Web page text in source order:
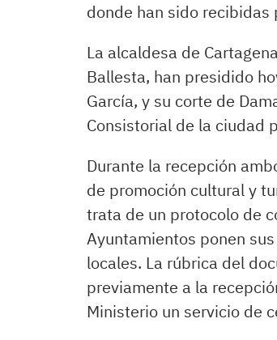
donde han sido recibidas
La alcaldesa de
Ballesta, han presidido
García, y su corte de
Consistorial de la ciudad
Durante la recepción
de promoción cultural y
trata de un protocolo de
Ayuntamientos ponen
locales. La rúbrica del
previamente a la
Ministerio un servicio de